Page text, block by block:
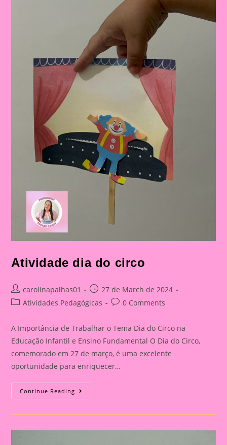
Educação
Infantil
Ensino
Fundamental
Atividade dia do circo
Post
author:
carolinapalhas01
Post
published:
27 de March de 2024
PostAtividades Pedagógicas
Post0 Comments
A Importância de Trabalhar o Tema Dia do Circo na
Educação Infantil e Ensino Fundamental O Dia do Circo,
comemorado em 27 de março, é uma excelente
oportunidade para enriquecer…
Continue Reading Atividade
Dia
Circo